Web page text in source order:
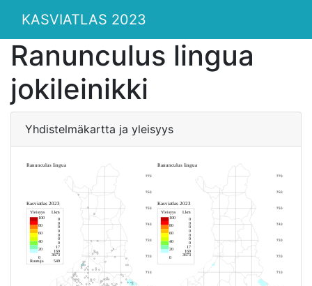
KASVIATLAS 2023
Ranunculus lingua
jokileinikki
Yhdistelmäkartta ja yleisyys